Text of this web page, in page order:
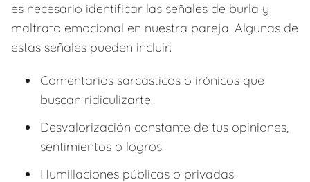
es necesario identificar las señales de burla y
maltrato emocional en nuestra pareja. Algunas de
estas señales pueden incluir:
Comentarios sarcásticos o irónicos que
buscan ridiculizarte.
Desvalorización constante de tus opiniones,
sentimientos o logros.
Humillaciones públicas o privadas.